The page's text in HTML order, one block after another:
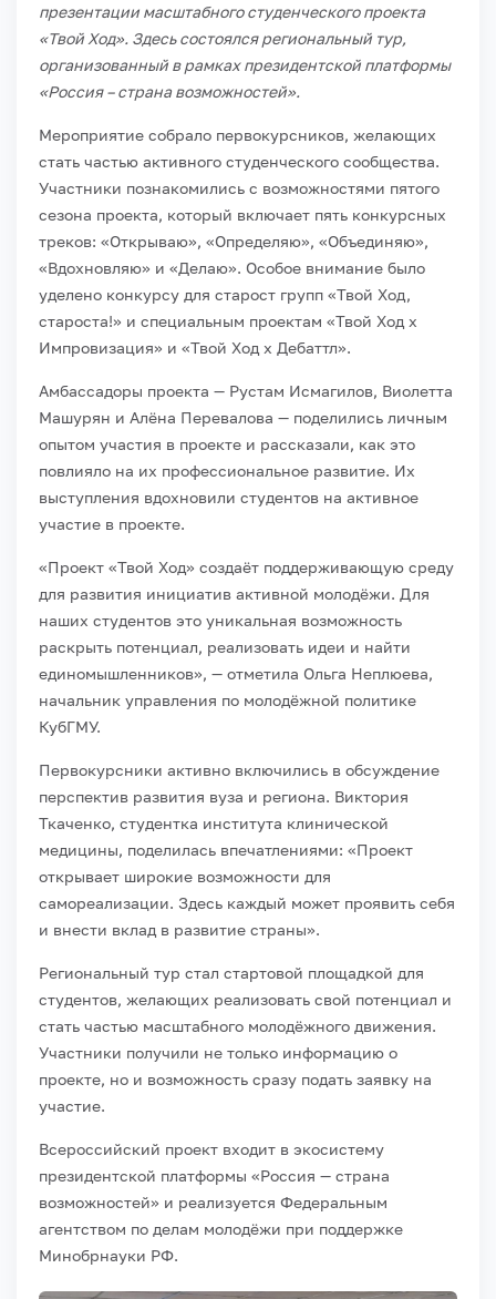
презентации масштабного студенческого проекта
«Твой Ход». Здесь состоялся региональный тур,
организованный в рамках президентской платформы
«Россия – страна возможностей».
Мероприятие собрало первокурсников, желающих
стать частью активного студенческого сообщества.
Участники познакомились с возможностями пятого
сезона проекта, который включает пять конкурсных
треков: «Открываю», «Определяю», «Объединяю»,
«Вдохновляю» и «Делаю». Особое внимание было
уделено конкурсу для старост групп «Твой Ход,
староста!» и специальным проектам «Твой Ход х
Импровизация» и «Твой Ход х Дебаттл».
Амбассадоры проекта — Рустам Исмагилов, Виолетта
Машурян и Алёна Перевалова — поделились личным
опытом участия в проекте и рассказали, как это
повлияло на их профессиональное развитие. Их
выступления вдохновили студентов на активное
участие в проекте.
«Проект «Твой Ход» создаёт поддерживающую среду
для развития инициатив активной молодёжи. Для
наших студентов это уникальная возможность
раскрыть потенциал, реализовать идеи и найти
единомышленников», — отметила Ольга Неплюева,
начальник управления по молодёжной политике
КубГМУ.
Первокурсники активно включились в обсуждение
перспектив развития вуза и региона. Виктория
Ткаченко, студентка института клинической
медицины, поделилась впечатлениями: «Проект
открывает широкие возможности для
самореализации. Здесь каждый может проявить себя
и внести вклад в развитие страны».
Региональный тур стал стартовой площадкой для
студентов, желающих реализовать свой потенциал и
стать частью масштабного молодёжного движения.
Участники получили не только информацию о
проекте, но и возможность сразу подать заявку на
участие.
Всероссийский проект входит в экосистему
президентской платформы «Россия — страна
возможностей» и реализуется Федеральным
агентством по делам молодёжи при поддержке
Минобрнауки РФ.